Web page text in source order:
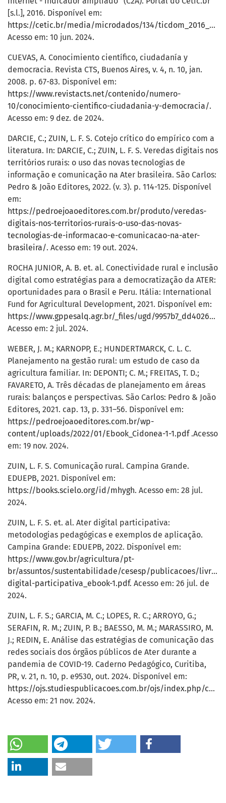
[s.l.], 2016. Disponível em:
https://cetic.br/media/microdados/134/ticdom_2016_nota_tecnica_c2a.pdf
Acesso em: 10 jun. 2024.
CUEVAS, A. Conocimiento científico, ciudadanía y
democracia. Revista CTS, Buenos Aires, v. 4, n. 10, jan.
2008. p. 67-83. Disponível em:
https://www.revistacts.net/contenido/numero-
10/conocimiento-cientifico-ciudadania-y-democracia/.
Acesso em: 9 dez. de 2024.
DARCIE, C.; ZUIN, L. F. S. Cotejo crítico do empírico com a
literatura. In: DARCIE, C.; ZUIN, L. F. S. Veredas digitais nos
territórios rurais: o uso das novas tecnologias de
informação e comunicação na Ater brasileira. São Carlos:
Pedro & João Editores, 2022. (v. 3). p. 114-125. Disponível
em:
https://pedroejoaoeditores.com.br/produto/veredas-
digitais-nos-territorios-rurais-o-uso-das-novas-
tecnologias-de-informacao-e-comunicacao-na-ater-
brasileira/. Acesso em: 19 out. 2024.
ROCHA JUNIOR, A. B. et. al. Conectividade rural e inclusão
digital como estratégias para a democratização da ATER:
oportunidades para o Brasil e Peru. Itália: International
Fund for Agricultural Development, 2021. Disponível em:
https://www.gppesalq.agr.br/_files/ugd/9957b7_dd4026a8f0ed42edb1441207b564dab6.pdf
Acesso em: 2 jul. 2024.
WEBER, J. M.; KARNOPP, E.; HUNDERTMARCK, C. L. C.
Planejamento na gestão rural: um estudo de caso da
agricultura familiar. In: DEPONTI; C. M.; FREITAS, T. D.;
FAVARETO, A. Três décadas de planejamento em áreas
rurais: balanços e perspectivas. São Carlos: Pedro & João
Editores, 2021. cap. 13, p. 331–56. Disponível em:
https://pedroejoaoeditores.com.br/wp-
content/uploads/2022/01/Ebook_Cidonea-1-1.pdf.Acesso
em: 19 nov. 2024.
ZUIN, L. F. S. Comunicação rural. Campina Grande.
EDUEPB, 2021. Disponível em:
https://books.scielo.org/id/mhygh. Acesso em: 28 jul.
2024.
ZUIN, L. F. S. et. al. Ater digital participativa:
metodologias pedagógicas e exemplos de aplicação.
Campina Grande: EDUEPB, 2022. Disponível em:
https://www.gov.br/agricultura/pt-
br/assuntos/sustentabilidade/cesesp/publicacoes/livros/
digital-participativa_ebook-1.pdf. Acesso em: 26 jul. de
2024.
ZUIN, L. F. S.; GARCIA, M. C.; LOPES, R. C.; ARROYO, G.;
SERAFIN, R. M.; ZUIN, P. B.; BAESSO, M. M.; MARASSIRO, M.
J.; REDIN, E. Análise das estratégias de comunicação das
redes sociais dos órgãos públicos de Ater durante a
pandemia de COVID-19. Caderno Pedagógico, Curitiba,
PR, v. 21, n. 10, p. e9530, out. 2024. Disponível em:
https://ojs.studiespublicacoes.com.br/ojs/index.php/cadped/article/view/9530
Acesso em: 21 nov. 2024.